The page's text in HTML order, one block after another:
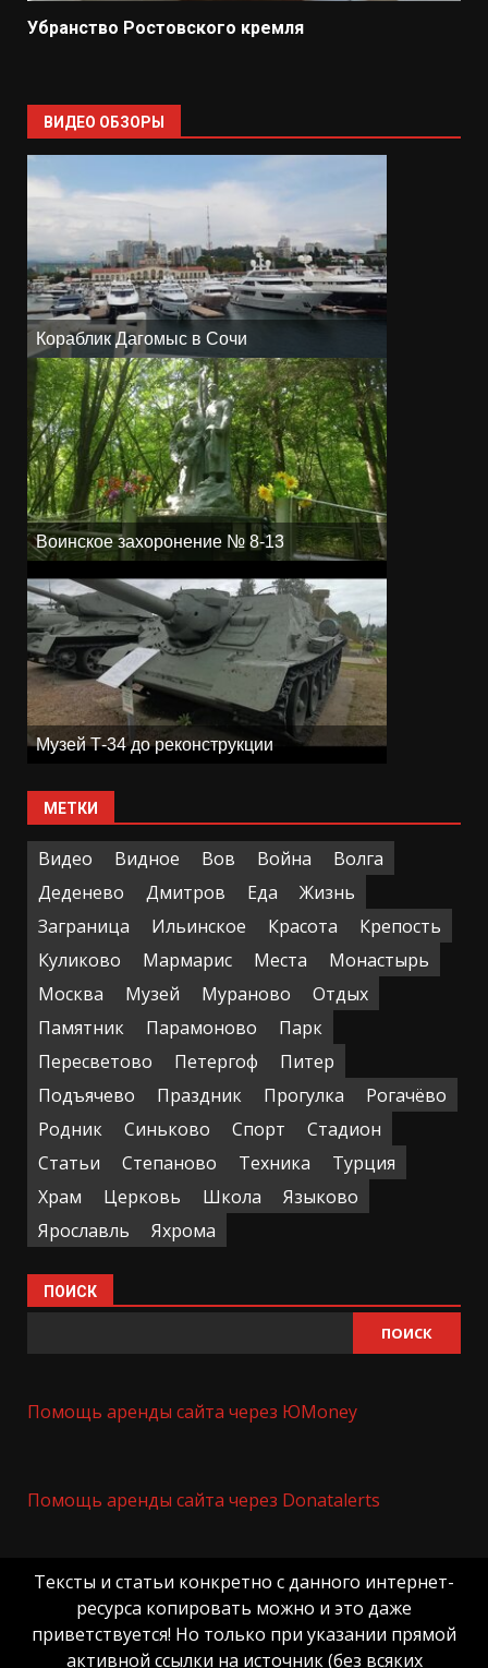
Убранство Ростовского кремля
ВИДЕО ОБЗОРЫ
Кораблик Дагомыс в Сочи
Воинское захоронение № 8-13
Музей Т-34 до реконструкции
МЕТКИ
Видео Видное Вов Война
Волга
Деденево
Дмитров Еда
Жизнь
Заграница
Ильинское Красота
Крепость
Куликово
Мармарис Места
Монастырь
Москва
Музей Мураново
Отдых
Памятник
Парамоново
Парк
Пересветово
Петергоф
Питер
Подъячево
Праздник Прогулка
Рогачёво
Родник
Синьково Спорт
Стадион
Статьи
Степаново Техника
Турция
Храм
Церковь Школа
Языково
Ярославль
Яхрома
ПОИСК
ПОИСК
Помощь аренды сайта через ЮMoney
Помощь аренды сайта через Donatalerts
Тексты и статьи конкретно с данного интернет-
ресурса копировать можно и это даже
приветствуется! Но только при указании прямой
активной ссылки на источник (без всяких